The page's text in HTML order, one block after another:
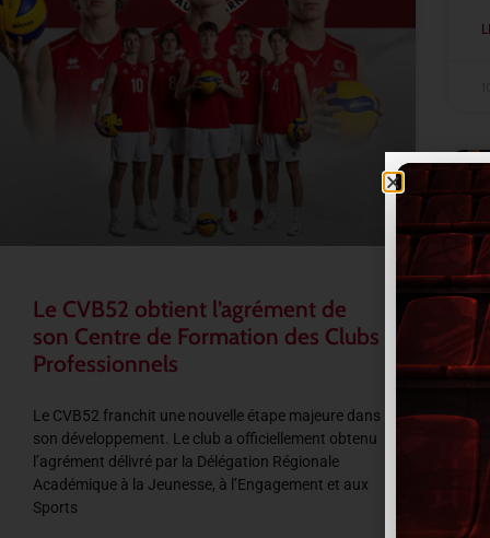
Le CVB52 obtient l’agrément de
son Centre de Formation des Clubs
Professionnels
Le CVB52 franchit une nouvelle étape majeure dans
son développement. Le club a officiellement obtenu
l’agrément délivré par la Délégation Régionale
Académique à la Jeunesse, à l’Engagement et aux
Sports